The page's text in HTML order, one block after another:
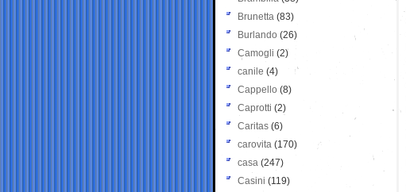
Brunetta (83)
Burlando (26)
Camogli (2)
canile (4)
Cappello (8)
Caprotti (2)
Caritas (6)
carovita (170)
casa (247)
Casini (119)